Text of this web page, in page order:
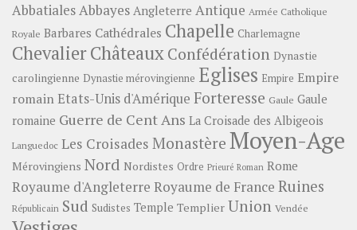
AbbatialesAbbayes Angleterre Antique Armée Catholique
Royale Barbares Cathédrales Chapelle Charlemagne
ChevalierChâteauxConfédération Dynastie
carolingienne Dynastie mérovingienne Eglises Empire Empire
romainEtats-Unis d'Amérique Forteresse Gaule Gaule
romaine Guerre de Cent Ans La Croisade des Albigeois
Languedoc Les Croisades Monastère Moyen-Age
Mérovingiens Nord Nordistes Ordre Prieuré Roman Rome
Royaume d'Angleterre Royaume de France Ruines
Républicain Sud Sudistes Temple Templier Union Vendée